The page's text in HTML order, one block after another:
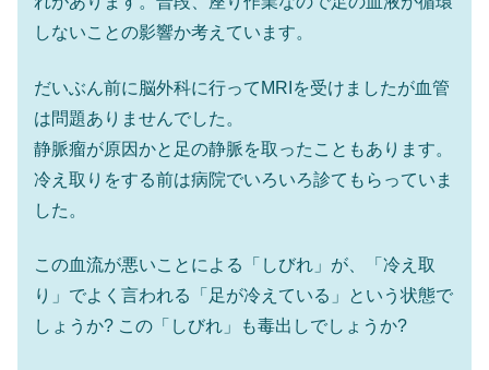
しないことの影響か考えています。
だいぶん前に脳外科に行ってMRIを受けましたが血管
は問題ありませんでした。
静脈瘤が原因かと足の静脈を取ったこともあります。
冷え取りをする前は病院でいろいろ診てもらっていま
した。
この血流が悪いことによる「しびれ」が、「冷え取
り」でよく言われる「足が冷えている」という状態で
しょうか? この「しびれ」も毒出しでしょうか?